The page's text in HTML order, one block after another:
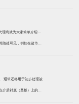
商就为大家简单介绍一
处可见，例如在超市柜
通常还将用于初步处理被
质衬底（基板）上的，